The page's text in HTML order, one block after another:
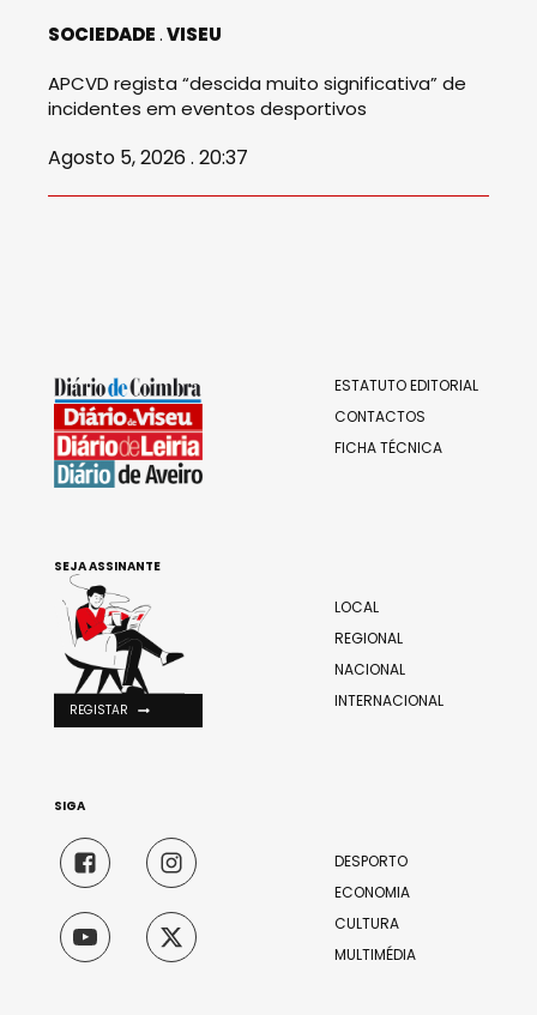
SOCIEDADE VISEU
APCVD regista “descida muito significativa” de
incidentes em eventos desportivos
Agosto 5, 2026 . 20:37
ESTATUTO EDITORIAL
CONTACTOS
FICHA TÉCNICA
LOCAL
REGIONAL
NACIONAL
INTERNACIONAL
DESPORTO
ECONOMIA
CULTURA
MULTIMÉDIA
SEJA ASSINANTE
REGISTAR
SIGA